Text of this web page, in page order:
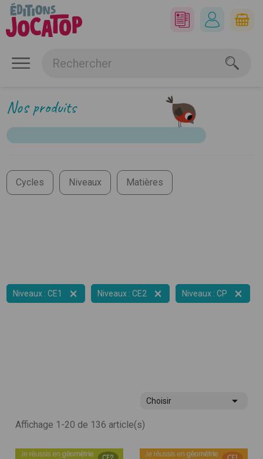
Nos produits
Cycles Niveaux Matières
Niveaux : CE1  Niveaux : CE2  Niveaux : CP 
Choisir 
Affichage 1-20 de 136 article(s)